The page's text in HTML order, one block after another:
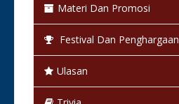
Materi Dan Promosi
Festival Dan Penghargaan
Ulasan